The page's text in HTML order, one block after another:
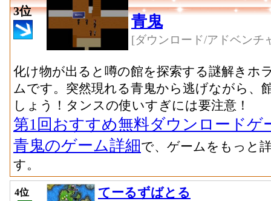
3位
青鬼
[ダウンロード/アドベンチ
化け物が出ると噂の館を探索する謎解きホ
ムです。突然現れる青鬼から逃げながら、
しょう！タンスの使いすぎには要注意！
第1回おすすめ無料ダウンロードゲ
青鬼のゲーム詳細で、ゲームをもっと
す。
4位
てーるずばとる